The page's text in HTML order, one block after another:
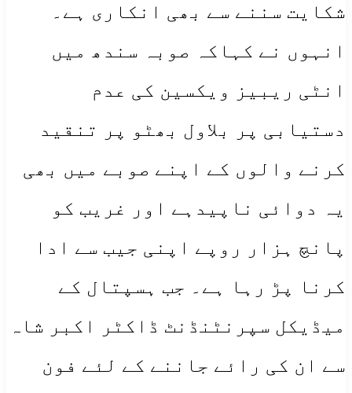
شکایت سننے سے بھی انکاری ہے۔
انہوں نے کہاکہ صوبہ سندھ میں
انٹی ریبیز ویکسین کی عدم
دستیابی پر بلاول بھٹو پر تنقید
کرنے والوں کے اپنے صوبے میں بھی
یہ دوائی ناپیدہے اور غریب کو
پانچ ہزار روپے اپنی جیب سے ادا
کرنا پڑ رہا ہے۔ جب ہسپتال کے
میڈیکل سپرنٹنڈنٹ ڈاکٹر اکبر شاہ
سے ان کی رائے جاننے کے لئے فون